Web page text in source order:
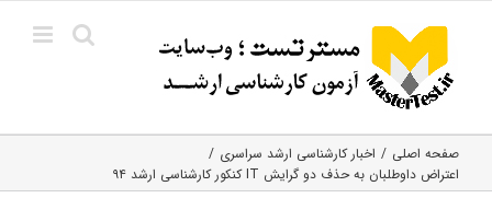
content
صفحه اصلی
اخبار کارشناسی ارشد سراسری
اعتراض داوطلبان به حذف دو گرایش IT کنکور کارشناسی ارشد ۹۴